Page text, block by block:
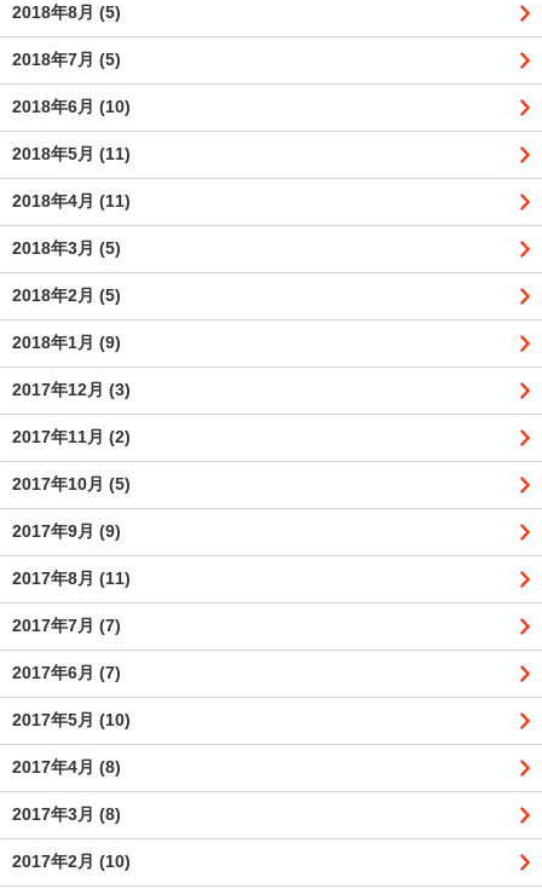
2018年8月 (5)
2018年7月 (5)
2018年6月 (10)
2018年5月 (11)
2018年4月 (11)
2018年3月 (5)
2018年2月 (5)
2018年1月 (9)
2017年12月 (3)
2017年11月 (2)
2017年10月 (5)
2017年9月 (9)
2017年8月 (11)
2017年7月 (7)
2017年6月 (7)
2017年5月 (10)
2017年4月 (8)
2017年3月 (8)
2017年2月 (10)